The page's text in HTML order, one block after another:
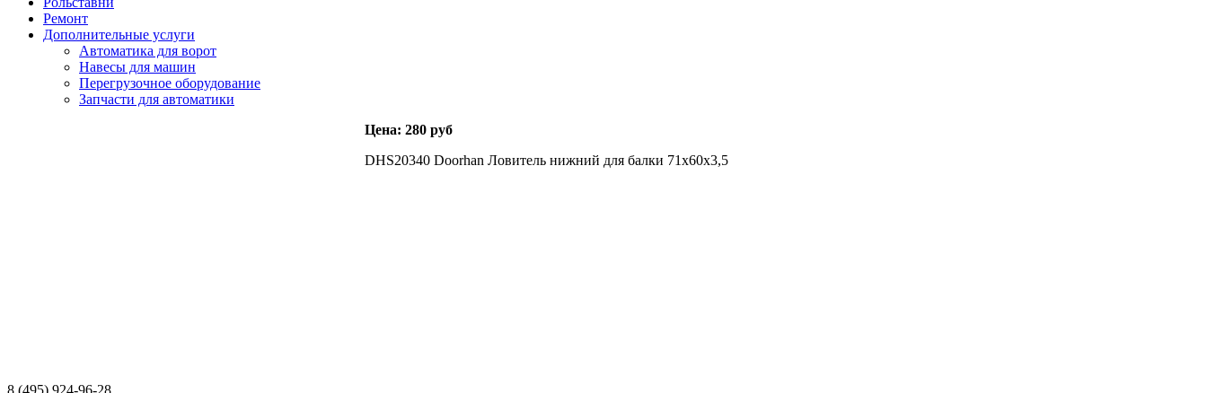
Ремонт
Дополнительные услуги
Автоматика для ворот
Навесы для машин
Перегрузочное оборудование
Запчасти для автоматики
Цена: 280 руб
DHS20340 Doorhan Ловитель нижний для балки 71х60х3,5
8 (495) 924-96-28